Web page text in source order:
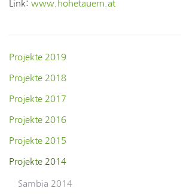
Link: www.hohetauern.at
Projekte 2019
Projekte 2018
Projekte 2017
Projekte 2016
Projekte 2015
Projekte 2014
Sambia 2014